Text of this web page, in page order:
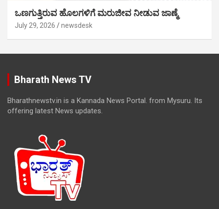
ಒಣಗುತ್ತಿರುವ ಹೊಲಗಳಿಗೆ ಮರುಜೀವ ನೀಡುವ ಜಾಣ್ಮೆ
July 29, 2026 newsdesk
Bharath News TV
Bharathnewstv.in is a Kannada News Portal. from Mysuru. Its
offering latest News updates.